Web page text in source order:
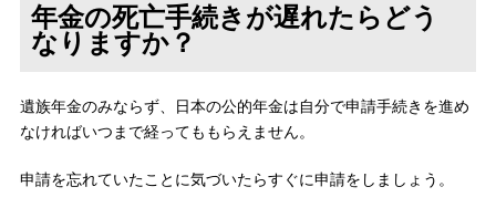
年金の死亡手続きが遅れたらどう
なりますか？
遺族年金のみならず、日本の公的年金は自分で申請手続きを進め
なければいつまで経ってももらえません。
申請を忘れていたことに気づいたらすぐに申請をしましょう。